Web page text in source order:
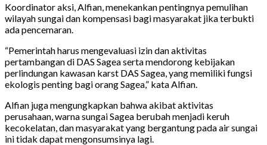
Koordinator aksi, Alfian, menekankan pentingnya pemulihan
wilayah sungai dan kompensasi bagi masyarakat jika terbukti
ada pencemaran.
“Pemerintah harus mengevaluasi izin dan aktivitas
pertambangan di DAS Sagea serta mendorong kebijakan
perlindungan kawasan karst DAS Sagea, yang memiliki fungsi
ekologis penting bagi orang Sagea,” kata Alfian.
Alfian juga mengungkapkan bahwa akibat aktivitas
perusahaan, warna sungai Sagea berubah menjadi keruh
kecokelatan, dan masyarakat yang bergantung pada air sungai
ini tidak dapat mengonsumsinya lagi.